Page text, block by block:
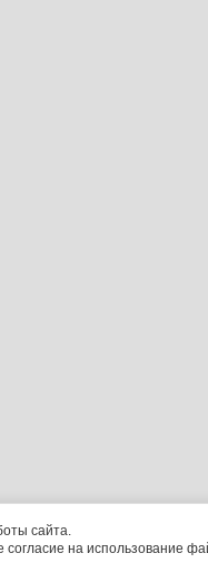
сайта.
на использование